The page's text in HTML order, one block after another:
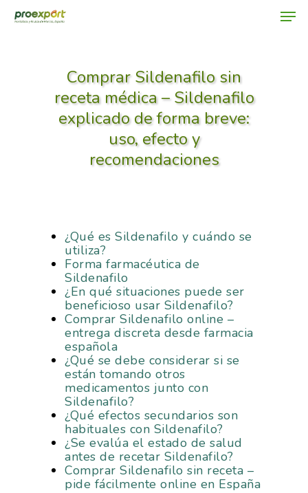
Hit enter to search or ESC to close
Comprar Sildenafilo sin
receta médica – Sildenafilo
explicado de forma breve:
uso, efecto y
recomendaciones
¿Qué es Sildenafilo y cuándo se
utiliza?
Forma farmacéutica de
Sildenafilo
¿En qué situaciones puede ser
beneficioso usar Sildenafilo?
Comprar Sildenafilo online –
entrega discreta desde farmacia
española
¿Qué se debe considerar si se
están tomando otros
medicamentos junto con
Sildenafilo?
¿Qué efectos secundarios son
habituales con Sildenafilo?
¿Se evalúa el estado de salud
antes de recetar Sildenafilo?
Comprar Sildenafilo sin receta –
pide fácilmente online en España